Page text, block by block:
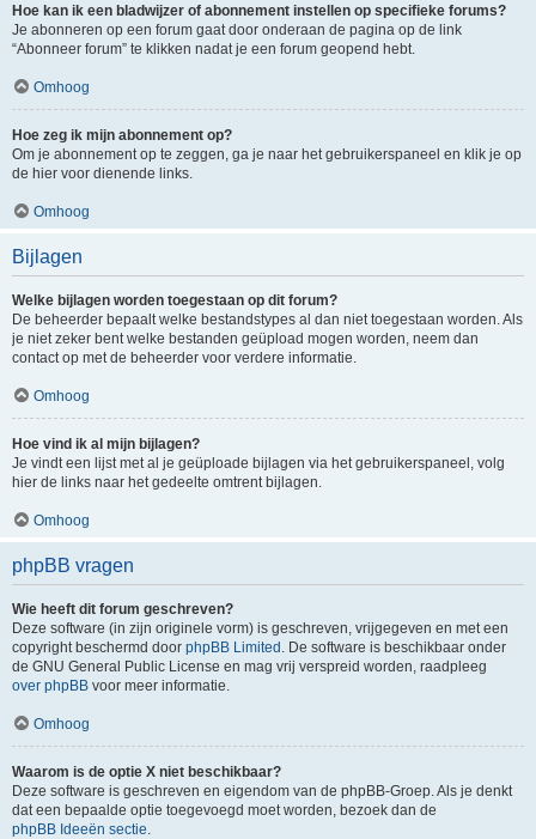
Hoe kan ik een bladwijzer of abonnement instellen op specifieke forums?
Je abonneren op een forum gaat door onderaan de pagina op de link
“Abonneer forum” te klikken nadat je een forum geopend hebt.
Omhoog
Hoe zeg ik mijn abonnement op?
Om je abonnement op te zeggen, ga je naar het gebruikerspaneel en klik je op
de hier voor dienende links.
Omhoog
Bijlagen
Welke bijlagen worden toegestaan op dit forum?
De beheerder bepaalt welke bestandstypes al dan niet toegestaan worden. Als
je niet zeker bent welke bestanden geüpload mogen worden, neem dan
contact op met de beheerder voor verdere informatie.
Omhoog
Hoe vind ik al mijn bijlagen?
Je vindt een lijst met al je geüploade bijlagen via het gebruikerspaneel, volg
hier de links naar het gedeelte omtrent bijlagen.
Omhoog
phpBB vragen
Wie heeft dit forum geschreven?
Deze software (in zijn originele vorm) is geschreven, vrijgegeven en met een
copyright beschermd door phpBB Limited . De software is beschikbaar onder
de GNU General Public License en mag vrij verspreid worden, raadpleeg
over phpBB voor meer informatie.
Omhoog
Waarom is de optie X niet beschikbaar?
Deze software is geschreven en eigendom van de phpBB-Groep. Als je denkt
dat een bepaalde optie toegevoegd moet worden, bezoek dan de
phpBB Ideeën sectie.